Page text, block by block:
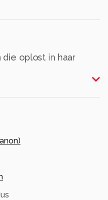
oplost in haar
zicht onttrekt.
)